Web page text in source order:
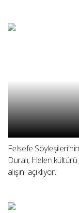
Felsefe
Duralı, Helen
alışını açıklıyor.